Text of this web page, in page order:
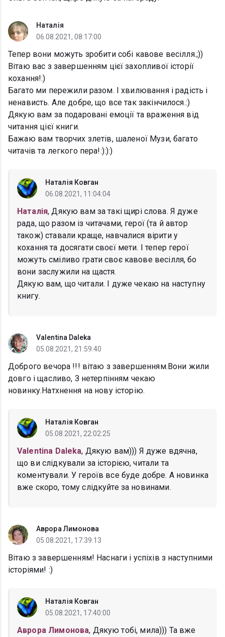
Наталія
06.08.2021, 08:17:00
Тепер вони можуть зробити собі кавове весілля.;))
Вітаю вас з завершенням цієї захопливої історії
кохання!:)
Багато ми пережили разом. І хвилювання і радість і
ненависть. Але добре, що все так закінчилося.:)
Дякую вам за подаровані емоції та враження від
читання цієї книги.
Бажаю вам творчих злетів, шаленої Музи, багато
читачів та легкого пера!:):):)
Наталія Ковган
06.08.2021, 11:04:04
Наталія, Дякую вам за такі щирі слова. Я дуже
рада, що разом із читачами, герої (та й автор
також) ставали краще, навчалися вірити у
кохання та досягати своєї мети. І тепер герої
можуть сміливо грати своє кавове весілля, бо
вони заслужили на щастя.
Дякую вам, що читали. І дуже чекаю на наступну
книгу.
Valentina Daleka
05.08.2021, 21:59:40
Доброго вечора !!! вітаю з завершенням.Вони жили
довго і щасливо, З нетерпінням чекаю
новинку.Натхнення на нову історію.
Наталія Ковган
05.08.2021, 22:02:25
Valentina Daleka, Дякую вам))) Я дуже вдячна,
що ви слідкували за історією, читали та
коментували. У героїв все буде добре. А новинка
вже скоро, тому слідкуйте за новинами.
Аврора Лимонова
05.08.2021, 17:39:13
Вітаю з завершенням! Наснаги і успіхів з наступними
історіями! :)
Наталія Ковган
05.08.2021, 17:40:00
Аврора Лимонова, Дякую тобі, мила))) Та вже